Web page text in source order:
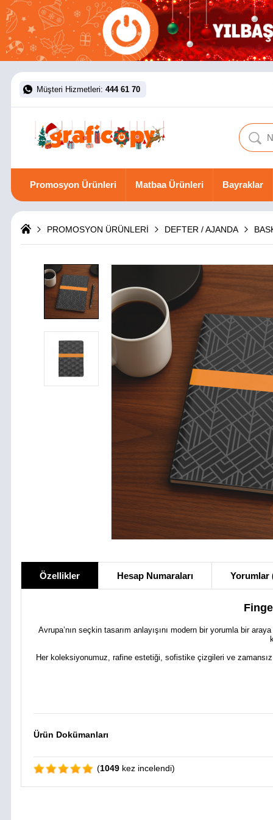
Müşteri Hizmetleri: 444 61 70
Promosyon Ürünleri Matbaa Ürünleri Bayraklar
PROMOSYON ÜRÜNLERİ DEFTER / AJANDA
Özellikler Hesap Numaraları Yorumlar
Avrupa’nın seçkin tasarım anlayışını modern bir yorumla bir
Her koleksiyonumuz, rafine estetiği, sofistike çizgileri ve
Ürün Dokümanları
(1049 kez incelendi)